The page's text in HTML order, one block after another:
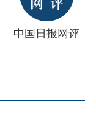
中国日报网评